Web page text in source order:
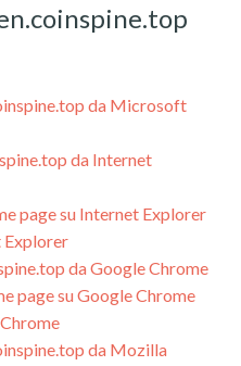
da Microsoft
da Internet
page su Internet Explorer
Explorer
da Google Chrome
page su Google Chrome
da Mozilla